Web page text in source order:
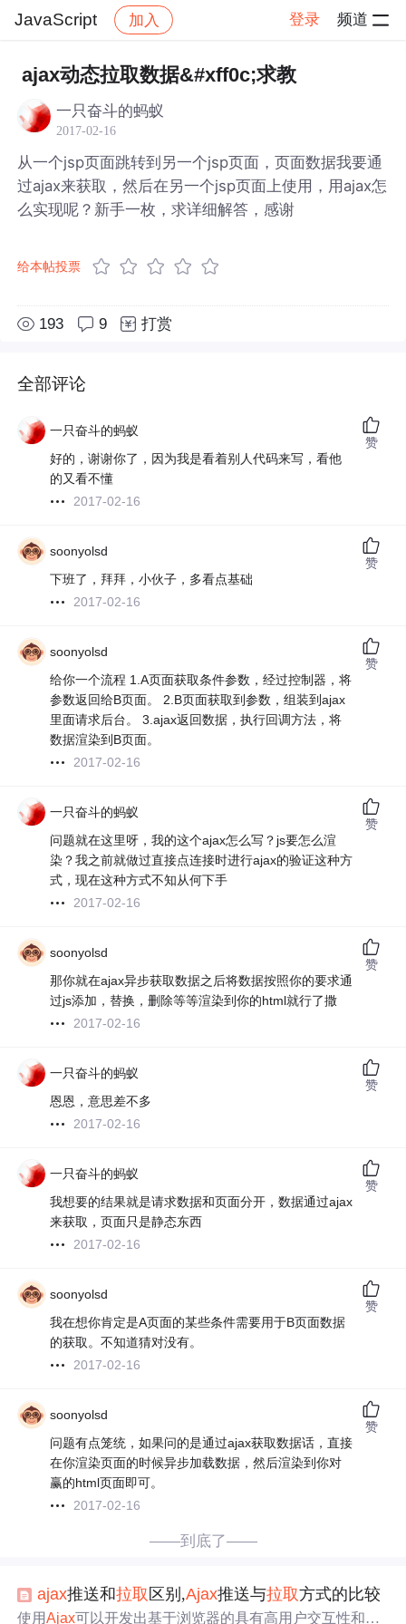
JavaScript 加入 登录 频道
社区 JavaScript 帖子详情
ajax动态拉取数据&#xff0c;求教
一只奋斗的蚂蚁
2017-02-16
从一个jsp页面跳转到另一个jsp页面，页面数据我要通
过ajax来获取，然后在另一个jsp页面上使用，用ajax怎
么实现呢？新手一枚，求详细解答，感谢
给本帖投票
193 9 打赏
全部评论
一只奋斗的蚂蚁
好的，谢谢你了，因为我是看着别人代码来写，看他
的又看不懂
2017-02-16
赞
soonyolsd
下班了，拜拜，小伙子，多看点基础
2017-02-16
赞
soonyolsd
给你一个流程 1.A页面获取条件参数，经过控制器，将
参数返回给B页面。 2.B页面获取到参数，组装到ajax
里面请求后台。 3.ajax返回数据，执行回调方法，将
数据渲染到B页面。
2017-02-16
赞
一只奋斗的蚂蚁
问题就在这里呀，我的这个ajax怎么写？js要怎么渲
染？我之前就做过直接点连接时进行ajax的验证这种方
式，现在这种方式不知从何下手
2017-02-16
赞
soonyolsd
那你就在ajax异步获取数据之后将数据按照你的要求通
过js添加，替换，删除等等渲染到你的html就行了撒
2017-02-16
赞
一只奋斗的蚂蚁
恩恩，意思差不多
2017-02-16
赞
一只奋斗的蚂蚁
我想要的结果就是请求数据和页面分开，数据通过ajax
来获取，页面只是静态东西
2017-02-16
赞
soonyolsd
我在想你肯定是A页面的某些条件需要用于B页面数据
的获取。不知道猜对没有。
2017-02-16
赞
soonyolsd
问题有点笼统，如果问的是通过ajax获取数据话，直接
在你渲染页面的时候异步加载数据，然后渲染到你对
赢的html页面即可。
2017-02-16
赞
——到底了——
ajax推送和拉取 区别,Ajax推送与拉取方式的比较
使用Ajax可以开发出基于浏览器的具有高用户交互性和几